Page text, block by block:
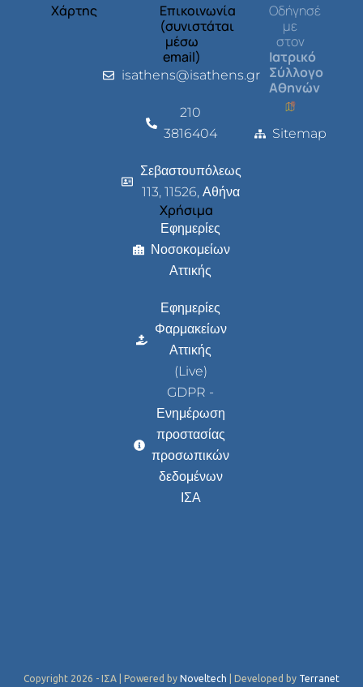
Χάρτης
Επικοινωνία
(συνιστάται
μέσω
email)
isathens@isathens.gr
210
3816404
Σεβαστουπόλεως
113, 11526, Αθήνα
Χρήσιμα
Εφημερίες
Νοσοκομείων
Αττικής
Εφημερίες
Φαρμακείων
Αττικής
(Live)
GDPR -
Ενημέρωση
προστασίας
προσωπικών
δεδομένων
ΙΣΑ
Οδήγησέ
με
στον
Ιατρικό
Σύλλογο
Αθηνών
Sitemap
Copyright 2026 - ΙΣΑ | Powered by Noveltech | Developed by Terranet